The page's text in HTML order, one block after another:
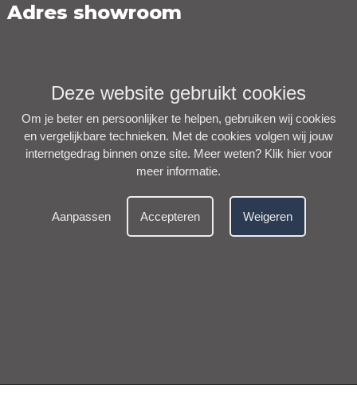
Adres showroom
Deze website gebruikt cookies
Om je beter en persoonlijker te helpen, gebruiken wij cookies
en vergelijkbare technieken. Met de cookies volgen wij jouw
internetgedrag binnen onze site. Meer weten? Klik hier voor
meer informatie.
Aanpassen Accepteren Weigeren